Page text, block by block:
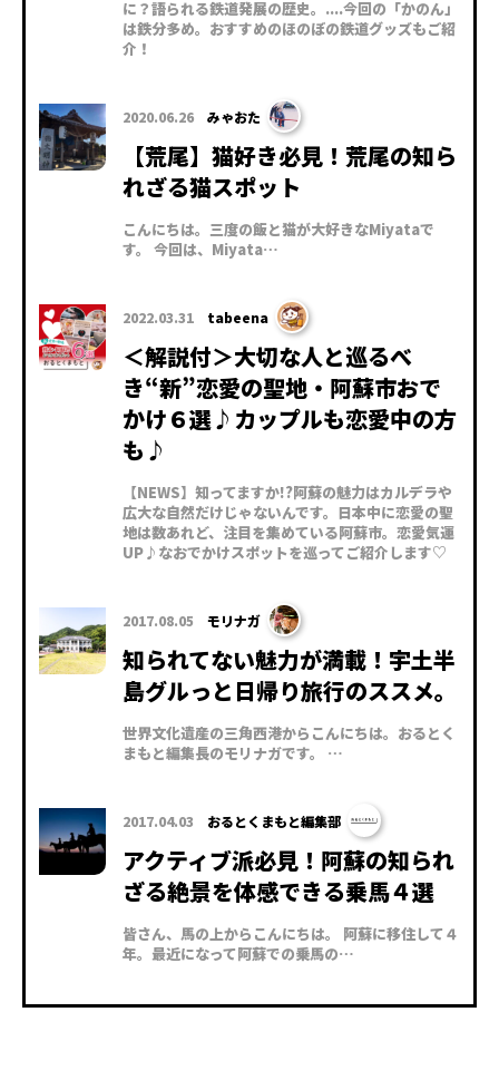
に？語られる鉄道発展の歴史。....今回の「かのん」
は鉄分多め。おすすめのほのぼの鉄道グッズもご紹
介！
2020.06.26 みゃおた
【荒尾】猫好き必見！荒尾の知ら
れざる猫スポット
こんにちは。三度の飯と猫が大好きなMiyataで
す。 今回は、Miyata…
2022.03.31 tabeena
＜解説付＞大切な人と巡るべ
き“新”恋愛の聖地・阿蘇市おで
かけ６選♪カップルも恋愛中の方
も♪
【NEWS】知ってますか!?阿蘇の魅力はカルデラや
広大な自然だけじゃないんです。日本中に恋愛の聖
地は数あれど、注目を集めている阿蘇市。恋愛気運
UP♪なおでかけスポットを巡ってご紹介します♡
2017.08.05 モリナガ
知られてない魅力が満載！宇土半
島グルっと日帰り旅行のススメ。
世界文化遺産の三角西港からこんにちは。おるとく
まもと編集長のモリナガです。 …
2017.04.03 おるとくまもと編集部
アクティブ派必見！阿蘇の知られ
ざる絶景を体感できる乗馬４選
皆さん、馬の上からこんにちは。 阿蘇に移住して４
年。最近になって阿蘇での乗馬の…